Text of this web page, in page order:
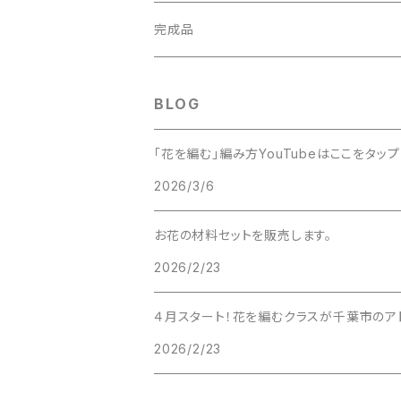
完成品
BLOG
「花を編む」編み方YouTubeはここをタップ
2026/3/6
お花の材料セットを販売します。
2026/2/23
４月スタート！花を編むクラスが千葉市のア
2026/2/23